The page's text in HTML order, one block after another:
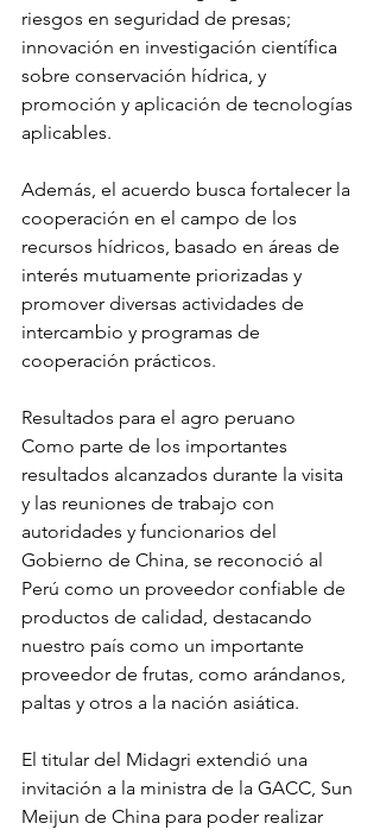
riesgos en seguridad de presas;
innovación en investigación científica
sobre conservación hídrica, y
promoción y aplicación de tecnologías
aplicables.
Además, el acuerdo busca fortalecer la
cooperación en el campo de los
recursos hídricos, basado en áreas de
interés mutuamente priorizadas y
promover diversas actividades de
intercambio y programas de
cooperación prácticos.
Resultados para el agro peruano
Como parte de los importantes
resultados alcanzados durante la visita
y las reuniones de trabajo con
autoridades y funcionarios del
Gobierno de China, se reconoció al
Perú como un proveedor confiable de
productos de calidad, destacando
nuestro país como un importante
proveedor de frutas, como arándanos,
paltas y otros a la nación asiática.
El titular del Midagri extendió una
invitación a la ministra de la GACC, Sun
Meijun de China para poder realizar